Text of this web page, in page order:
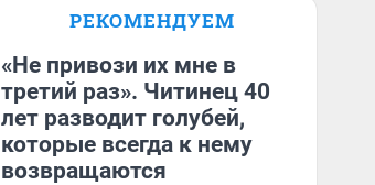
РЕКОМЕНДУЕМ
«Не привози их мне в
третий раз». Читинец 40
лет разводит голубей,
которые всегда к нему
возвращаются